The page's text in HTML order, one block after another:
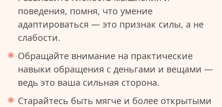
поведения, помня, что умение
адаптироваться — это признак силы, а не
слабости.
Обращайте внимание на практические
навыки обращения с деньгами и вещами —
ведь это ваша сильная сторона.
Старайтесь быть мягче и более открытыми